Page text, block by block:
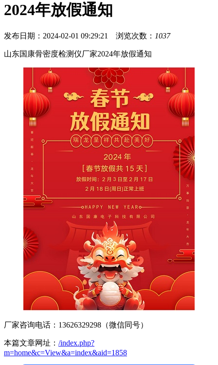
2024年放假通知
发布日期：2024-02-01 09:29:21 浏览次数： 1037
山东国康骨密度检测仪厂家2024年放假通知
厂家咨询电话：13626329298（微信同号）
本篇文章网址： /index.php?
m=home&c=View&a=index&aid=1858